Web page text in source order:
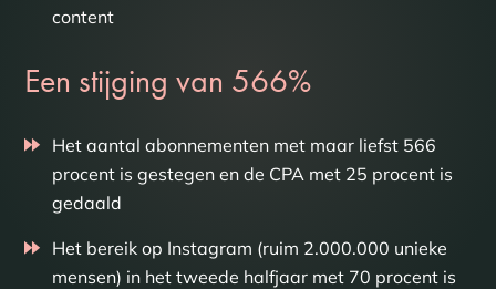
content
Een stijging van 566%
Het aantal abonnementen met maar liefst 566
procent is gestegen en de CPA met 25 procent is
gedaald
Het bereik op Instagram (ruim 2.000.000 unieke
mensen) in het tweede halfjaar met 70 procent is